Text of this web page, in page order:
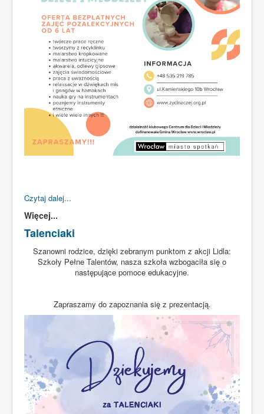
Czytaj dalej...
Więcej...
Talenciaki
Szanowni rodzice, dzięki zebranym punktom z akcji Lidla:
Szkoły Pełne Talentów, nasza szkoła wzbogaciła się o
następujące pomoce edukacyjne.
Zapraszamy do zapoznania się z prezentacją.